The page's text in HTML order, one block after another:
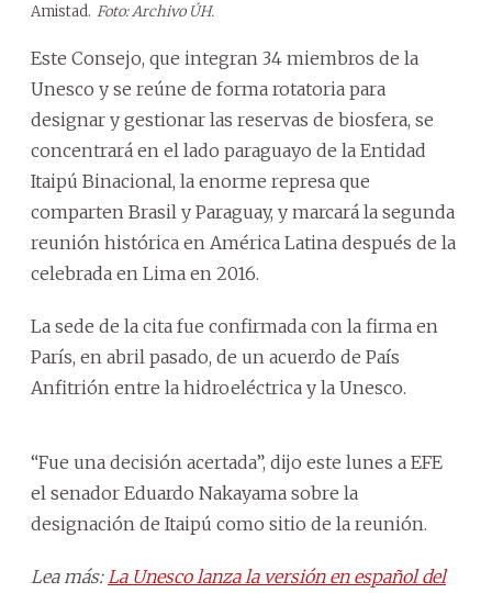
Amistad. Foto: Archivo ÚH.
Este Consejo, que integran 34 miembros de la
Unesco y se reúne de forma rotatoria para
designar y gestionar las reservas de biosfera, se
concentrará en el lado paraguayo de la Entidad
Itaipú Binacional, la enorme represa que
comparten Brasil y Paraguay, y marcará la segunda
reunión histórica en América Latina después de la
celebrada en Lima en 2016.
La sede de la cita fue confirmada con la firma en
París, en abril pasado, de un acuerdo de País
Anfitrión entre la hidroeléctrica y la Unesco.
“Fue una decisión acertada”, dijo este lunes a EFE
el senador Eduardo Nakayama sobre la
designación de Itaipú como sitio de la reunión.
Lea más: La Unesco lanza la versión en español del